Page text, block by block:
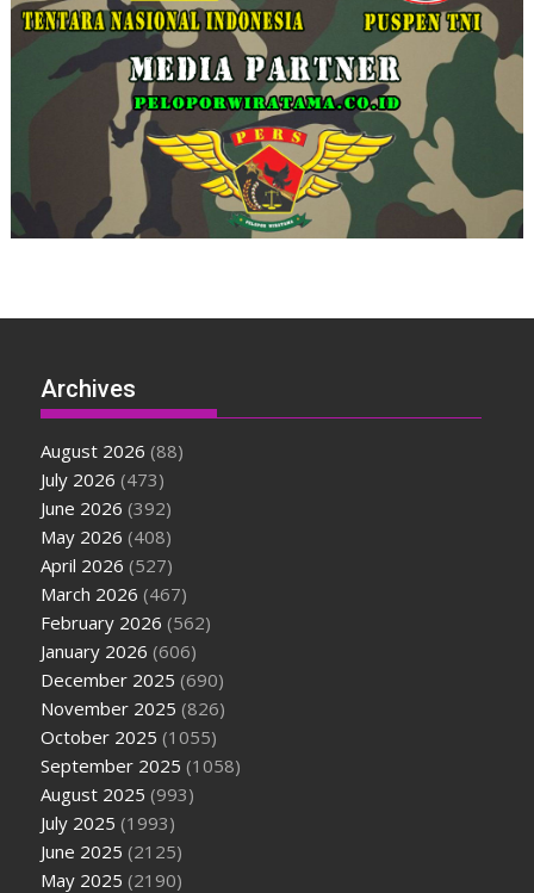
Archives
August 2026 (88)
July 2026 (473)
June 2026 (392)
May 2026 (408)
April 2026 (527)
March 2026 (467)
February 2026 (562)
January 2026 (606)
December 2025 (690)
November 2025 (826)
October 2025 (1055)
September 2025 (1058)
August 2025 (993)
July 2025 (1993)
June 2025 (2125)
May 2025 (2190)